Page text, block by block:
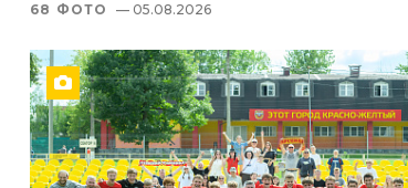
68 ФОТО — 05.08.2026